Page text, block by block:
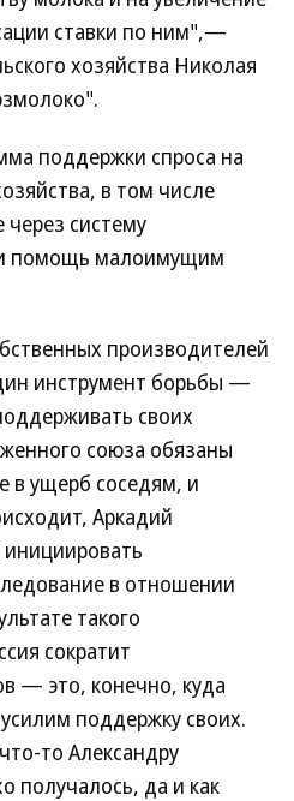
ставки по ним",—
хозяйства Николая
поддержки спроса на
в том числе
систему
помощь малоимущим
производителей
инструмент борьбы —
своих
союза обязаны
в ущерб соседям, и
Аркадий
в отношении
такого
сократит
— это, конечно, куда
поддержку своих.
то Александру
получалось, да и как